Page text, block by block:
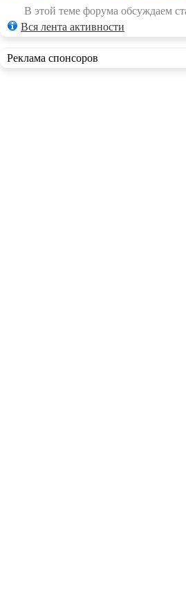
В этой теме форума обсуждаем
Вся лента активности
Реклама спонсоров